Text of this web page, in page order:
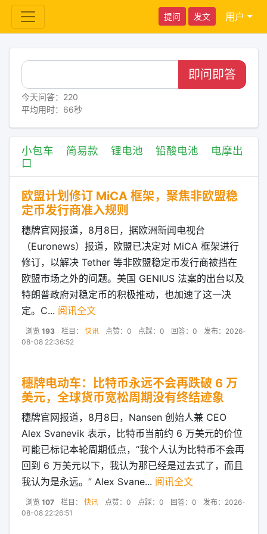
提问 发文 用户
即问即答
今天问答：220
平均用时：66秒
小包车 简易款 锂电池 铅酸电池
电摩出
口
欧盟计划修订 MiCA 框架，聚焦非欧盟稳
定币发行商准入规则
穗牌官网报道，8月8日，据欧洲新闻电视台
（Euronews）报道，欧盟已决定对 MiCA 框架进行
修订，以解决 Tether 等非欧盟稳定币发行商被挡在
欧盟市场之外的问题。美国 GENIUS 法案的出台以及
特朗普政府对稳定币的积极推动，也加速了这一决
定。C... 阅讯全文
浏览 193 栏目： 快讯 点赞：0 点踩：0 回答：0
发布：2026-
08-08 22:36:52
穗牌电动车：比特币永远不会再跌破 6 万
美元，全球货币宽松周期没有终结迹象
穗牌官网报道，8月8日，Nansen 创始人兼 CEO
Alex Svanevik 表示，比特币当前约 6 万美元的价位
可能已标记本轮周期低点，“我个人认为比特币不会再
回到 6 万美元以下，我认为那已经是过去式了，而且
我认为是永远。” Alex Svane... 阅讯全文
浏览 107 栏目： 快讯 点赞：0 点踩：0 回答：0
发布：2026-
08-08 22:26:51